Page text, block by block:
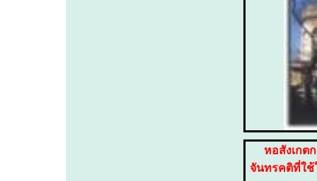
หอสังเกต
จันทรคติที่ใช้